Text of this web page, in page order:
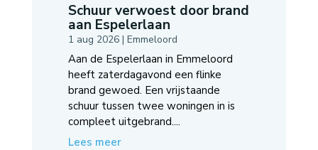
Schuur verwoest door brand
aan Espelerlaan
1 aug 2026| Emmeloord
Aan de Espelerlaan in Emmeloord
heeft zaterdagavond een flinke
brand gewoed. Een vrijstaande
schuur tussen twee woningen in is
compleet uitgebrand....
Lees meer